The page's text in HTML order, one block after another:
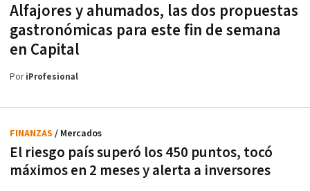
Alfajores y ahumados, las dos propuestas
gastronómicas para este fin de semana
en Capital
PoriProfesional
El riesgo país superó los 450 puntos, tocó
máximos en 2 meses y alerta a inversores
FINANZAS / Mercados